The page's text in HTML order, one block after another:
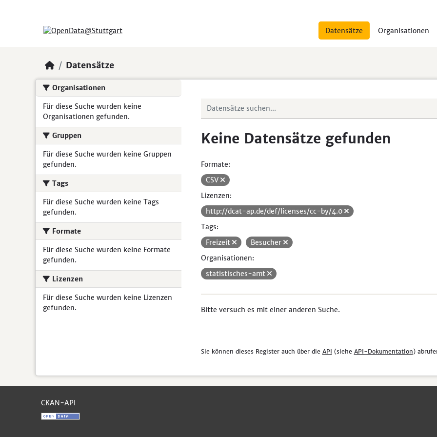
Datensätze Organisationen
Datensätze
Organisationen
Für diese Suche wurden keine
Organisationen gefunden.
Gruppen
Für diese Suche wurden keine Gruppen
gefunden.
Tags
Für diese Suche wurden keine Tags
gefunden.
Formate
Für diese Suche wurden keine Formate
gefunden.
Lizenzen
Für diese Suche wurden keine Lizenzen
gefunden.
Keine Datensätze gefunden
Formate:
CSV
Lizenzen:
http://dcat-ap.de/def/licenses/cc-by/4.0
Tags:
Freizeit
Besucher
Organisationen:
statistisches-amt
Bitte versuch es mit einer anderen Suche.
Sie können dieses Register auch über die API (siehe API-Dokumentation)
CKAN-API